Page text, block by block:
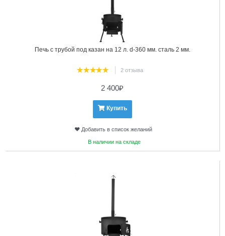
Печь с трубой под казан на 12 л. d-360 мм. сталь 2 мм.
2 отзыва
2 400₽
Купить
Добавить в список желаний
В наличии на складе